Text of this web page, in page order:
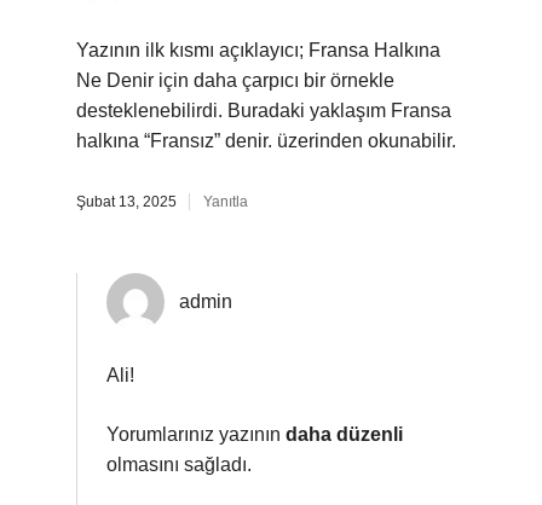
Yazının ilk kısmı açıklayıcı; Fransa Halkına
Ne Denir için daha çarpıcı bir örnekle
desteklenebilirdi. Buradaki yaklaşım Fransa
halkına “Fransız” denir. üzerinden okunabilir.
Şubat 13, 2025 Yanıtla
admin
Ali!
Yorumlarınız yazının daha düzenli
olmasını sağladı.